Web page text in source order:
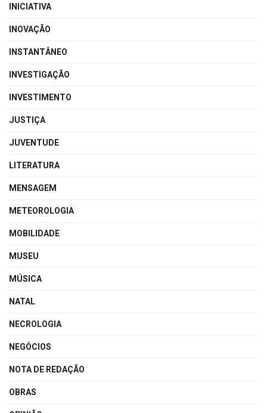
INICIATIVA
INOVAÇÃO
INSTANTÂNEO
INVESTIGAÇÃO
INVESTIMENTO
JUSTIÇA
JUVENTUDE
LITERATURA
MENSAGEM
METEOROLOGIA
MOBILIDADE
MUSEU
MÚSICA
NATAL
NECROLOGIA
NEGÓCIOS
NOTA DE REDAÇÃO
OBRAS